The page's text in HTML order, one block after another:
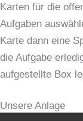
Karten für die
Aufgaben
Karte dann eine
die Aufgabe
aufgestellte Box
Unsere Anlage